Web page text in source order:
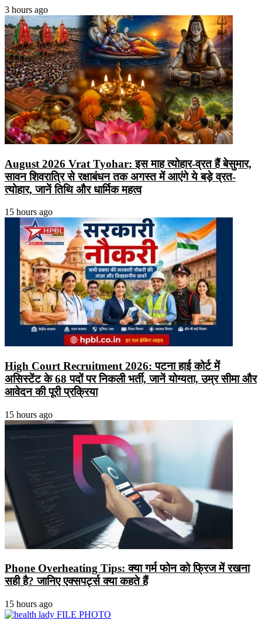
3 hours ago
August 2026 Vrat Tyohar: इस माह त्योहार-व्रत हैं बेसुमार,
सावन शिवरात्रि से रक्षाबंधन तक अगस्त में आएंगे ये बड़े व्रत-
त्योहार, जानें तिथि और धार्मिक महत्व
15 hours ago
High Court Recruitment 2026: पटना हाई कोर्ट में
असिस्टेंट के 68 पदों पर निकली भर्ती, जानें योग्यता, उम्र सीमा और
आवेदन की पूरी प्रक्रिया
15 hours ago
Phone Overheating Tips: क्या गर्म फोन को फ्रिज में रखना
सही है? जानिए एक्सपर्ट्स क्या कहते हैं
15 hours ago